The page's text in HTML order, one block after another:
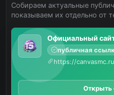
Собираем актуальные
показываем их отдельно от
Официальный
публичная
https://canvasmc.ru
Открыть